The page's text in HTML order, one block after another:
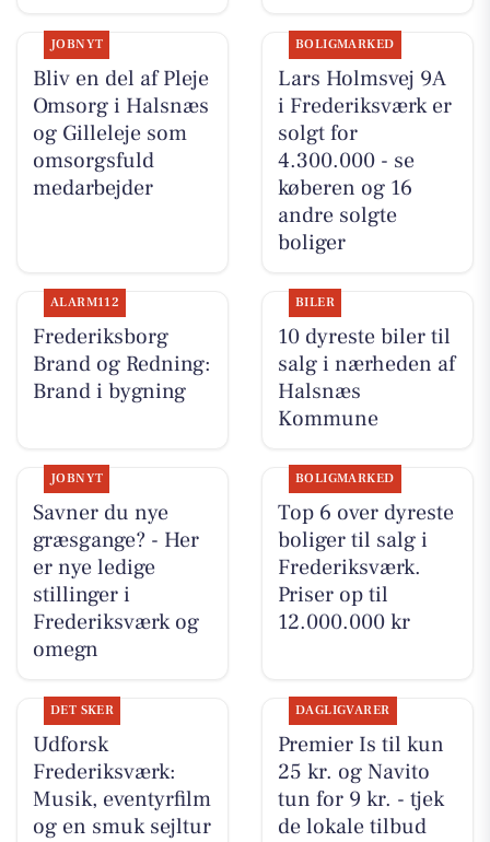
JOBNYT
Bliv en del af Pleje
Omsorg i Halsnæs
og Gilleleje som
omsorgsfuld
medarbejder
BOLIGMARKED
Lars Holmsvej 9A
i Frederiksværk er
solgt for
4.300.000 - se
køberen og 16
andre solgte
boliger
ALARM112
Frederiksborg
Brand og Redning:
Brand i bygning
BILER
10 dyreste biler til
salg i nærheden af
Halsnæs
Kommune
JOBNYT
Savner du nye
græsgange? - Her
er nye ledige
stillinger i
Frederiksværk og
omegn
BOLIGMARKED
Top 6 over dyreste
boliger til salg i
Frederiksværk.
Priser op til
12.000.000 kr
DET SKER
Udforsk
Frederiksværk:
Musik, eventyrfilm
og en smuk sejltur
DAGLIGVARER
Premier Is til kun
25 kr. og Navito
tun for 9 kr. - tjek
de lokale tilbud